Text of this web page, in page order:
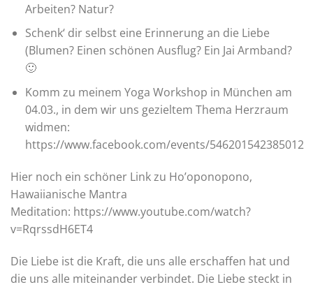
Arbeiten? Natur?
Schenk‘ dir selbst eine Erinnerung an die Liebe
(Blumen? Einen schönen Ausflug? Ein Jai Armband?
🙂
Komm zu meinem Yoga Workshop in München am
04.03., in dem wir uns gezieltem Thema Herzraum
widmen:
https://www.facebook.com/events/546201542385012
Hier noch ein schöner Link zu Ho’oponopono,
Hawaiianische Mantra
Meditation: https://www.youtube.com/watch?
v=RqrssdH6ET4
Die Liebe ist die Kraft, die uns alle erschaffen hat und
die uns alle miteinander verbindet. Die Liebe steckt in